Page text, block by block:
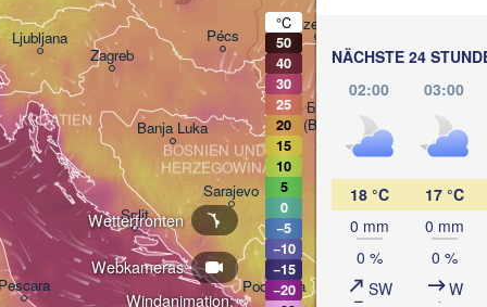
NÄCHSTE 24
02:00
03:00
18 °C
0 mm
0 %
SW
17 °C
0 mm
0 %
W
Windanimation:
Webkameras
Wetterfronten
Београд
(Beograd)
Zagreb
Скопје
Ниш
Sarajevo
Ljubljana
Pescara Podgorica
Split
Szeged
Banja Luka
Pécs
SERBIEN
KROATIEN
BOSNIEN UND
HERZEGOWINA
София
(Sofia)
°C
50
40
30
25
20
15
10
5
0
−5
−10
−15
−20